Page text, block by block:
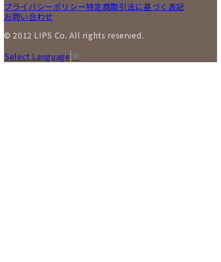
プライバシーポリシー特定商取引法に基づく表記
お問い合わせ
© 2012 LIPS Co. All rights reserved.
Select Language ▼